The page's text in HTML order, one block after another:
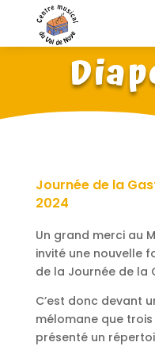
Journée de la
2024
Un grand merci au
invité une nouvelle
de la Journée de la
C’est donc devant
mélomane que
présenté un